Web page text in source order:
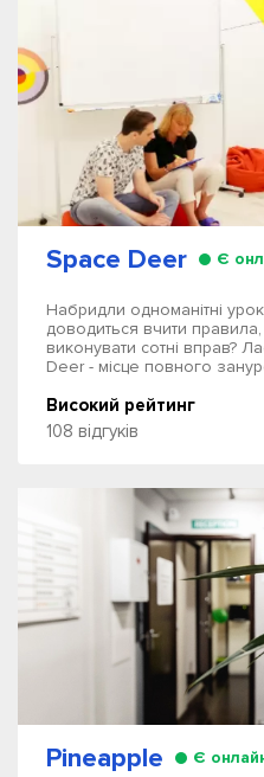
Space Deer Є
Набридли одноманітні
доводиться вчити
виконувати сотні вправ?
Deer - місце повного
Високий рейтинг
108 відгуків
Pineapple Є